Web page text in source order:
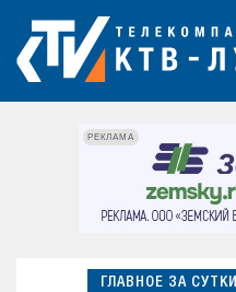
РЕКЛАМА
ГЛАВНОЕ ЗА СУТКИ